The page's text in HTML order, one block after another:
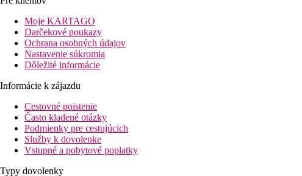
Pláž
Hotel priamo pri pláži
Plážová dovolenka
bazény
Detský bazén
Bar pri bazéne
Fotogaléria
Moje KARTAGO
Darčekové poukazy
Ochrana osobných údajov
Nastavenie súkromia
Dôležité informácie
Informácie k zájazdu
Cestovné poistenie
Často kladené otázky
Podmienky pre cestujúcich
Služby k dovolenke
Vstupné a pobytové poplatky
Typy dovolenky